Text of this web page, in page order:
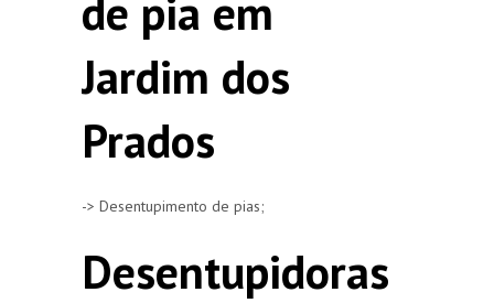
de pia em
Jardim dos
Prados
-> Desentupimento de pias;
Desentupidoras